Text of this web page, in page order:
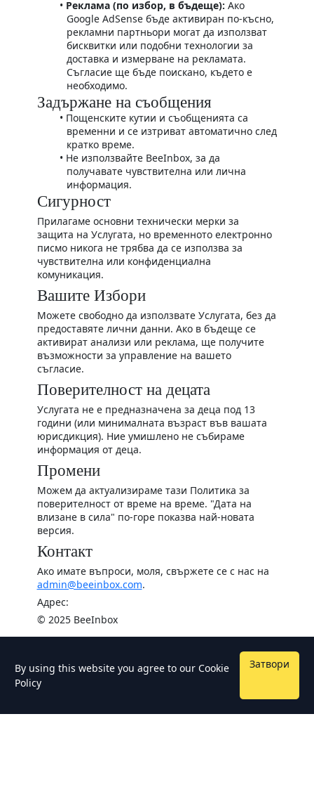
Реклама (по избор, в бъдеще): Ако
Google AdSense бъде активиран по-късно,
рекламни партньори могат да използват
бисквитки или подобни технологии за
доставка и измерване на рекламата.
Съгласие ще бъде поискано, където е
необходимо.
Задържане на съобщения
Пощенските кутии и съобщенията са
временни и се изтриват автоматично след
кратко време.
Не използвайте BeeInbox, за да
получавате чувствителна или лична
информация.
Сигурност
Прилагаме основни технически мерки за
защита на Услугата, но временното електронно
писмо никога не трябва да се използва за
чувствителна или конфиденциална
комуникация.
Вашите Избори
Можете свободно да използвате Услугата, без да
предоставяте лични данни. Ако в бъдеще се
активират анализи или реклама, ще получите
възможности за управление на вашето
съгласие.
Поверителност на децата
Услугата не е предназначена за деца под 13
години (или минималната възраст във вашата
юрисдикция). Ние умишлено не събираме
информация от деца.
Промени
Можем да актуализираме тази Политика за
поверителност от време на време. "Дата на
влизане в сила" по-горе показва най-новата
версия.
Контакт
Ако имате въпроси, моля, свържете се с нас на
admin@beeinbox.com.
Адрес:
© 2025 BeeInbox
By using this website you agree to our Cookie
Policy
Затвори